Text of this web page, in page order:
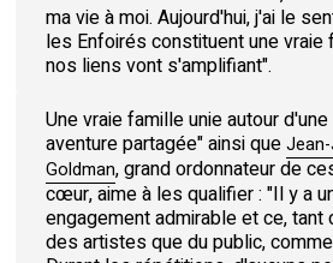
ma vie à moi. Aujourd'hui, j'ai le
les Enfoirés constituent une vraie
nos liens vont s'amplifiant".
Une vraie famille unie autour
aventure partagée" ainsi que
Goldman, grand ordonnateur de
cœur, aime à les qualifier : "Il y a
engagement admirable et ce, tant
des artistes que du public,